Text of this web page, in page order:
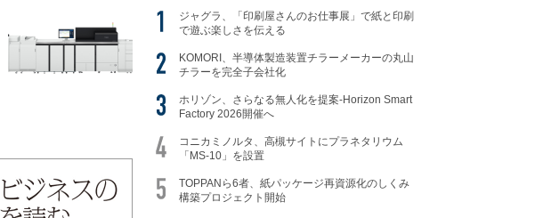
ジャグラ、「印刷屋さんのお仕事展」で紙と印刷
で遊ぶ楽しさを伝える
KOMORI、半導体製造装置チラーメーカーの丸山
チラーを完全子会社化
ホリゾン、さらなる無人化を提案-Horizon Smart
Factory 2026開催へ
コニカミノルタ、高槻サイトにプラネタリウム
「MS-10」を設置
TOPPANら6者、紙パッケージ再資源化のしくみ
構築プロジェクト開始